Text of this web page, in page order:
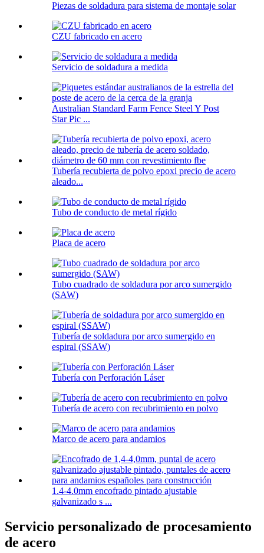
Piezas de soldadura para sistema de montaje solar
CZU fabricado en acero
Servicio de soldadura a medida
Australian Standard Farm Fence Steel Y Post
Star Pic ...
Tubería recubierta de polvo epoxi precio de acero
aleado...
Tubo de conducto de metal rígido
Placa de acero
Tubo cuadrado de soldadura por arco sumergido
(SAW)
Tubería de soldadura por arco sumergido en
espiral (SSAW)
Tubería con Perforación Láser
Tubería de acero con recubrimiento en polvo
Marco de acero para andamios
1.4-4.0mm encofrado pintado ajustable
galvanizado s ...
Servicio personalizado de procesamiento
de acero